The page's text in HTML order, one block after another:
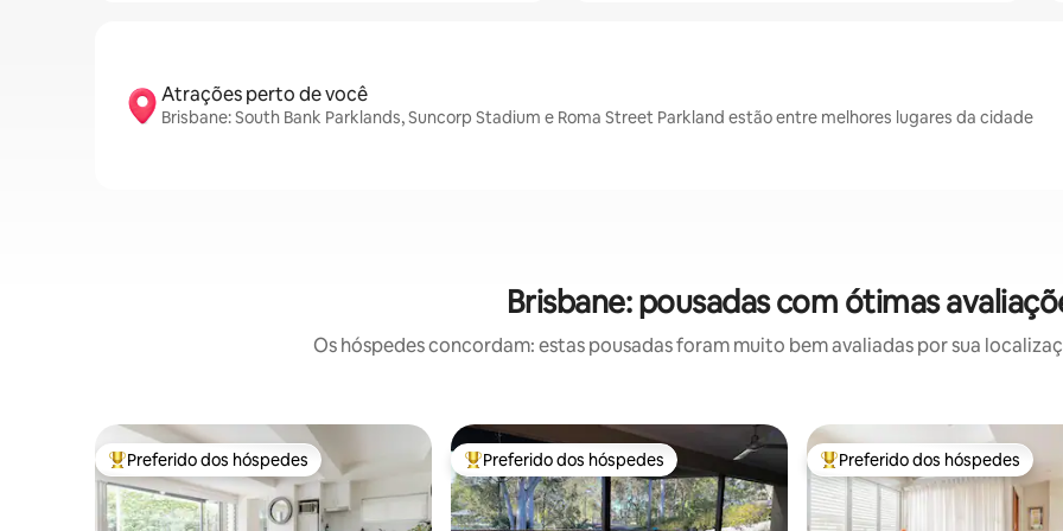
Atrações perto de você
Brisbane: South Bank Parklands, Suncorp Stadium e Roma Street Parkland estão entre melhores lugares da cidade
Brisbane: pousadas com ótimas
Os hóspedes concordam: estas pousadas foram muito bem avaliadas por sua
Entre os melhores preferidos dos hóspedes
Preferido dos hóspedes Entre os melhores preferidos dos hóspedes
Preferido dos hóspedes Entre os melhores preferidos
Preferido dos hóspedes